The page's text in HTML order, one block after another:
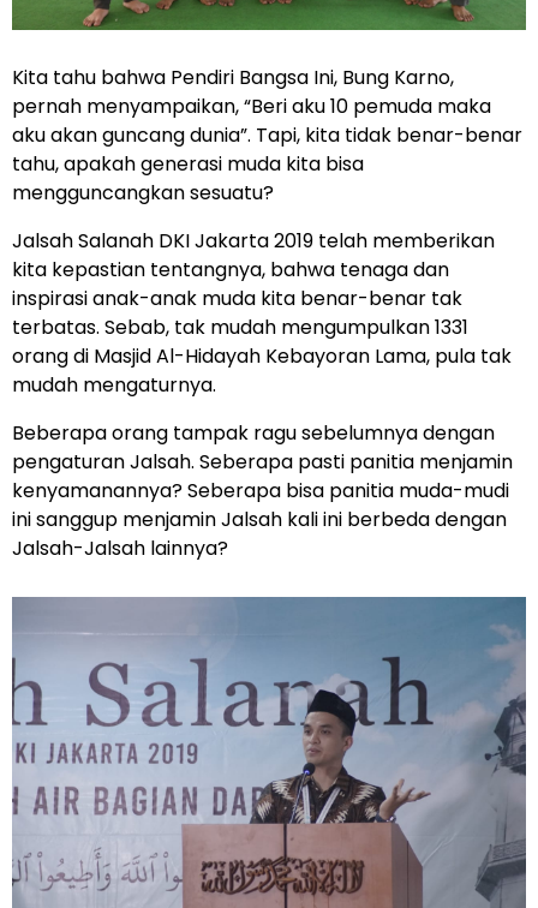
Kita tahu bahwa Pendiri Bangsa Ini, Bung Karno,
pernah menyampaikan, “Beri aku 10 pemuda maka
aku akan guncang dunia”. Tapi, kita tidak benar-benar
tahu, apakah generasi muda kita bisa
mengguncangkan sesuatu?
Jalsah Salanah DKI Jakarta 2019 telah memberikan
kita kepastian tentangnya, bahwa tenaga dan
inspirasi anak-anak muda kita benar-benar tak
terbatas. Sebab, tak mudah mengumpulkan 1331
orang di Masjid Al-Hidayah Kebayoran Lama, pula tak
mudah mengaturnya.
Beberapa orang tampak ragu sebelumnya dengan
pengaturan Jalsah. Seberapa pasti panitia menjamin
kenyamanannya? Seberapa bisa panitia muda-mudi
ini sanggup menjamin Jalsah kali ini berbeda dengan
Jalsah-Jalsah lainnya?